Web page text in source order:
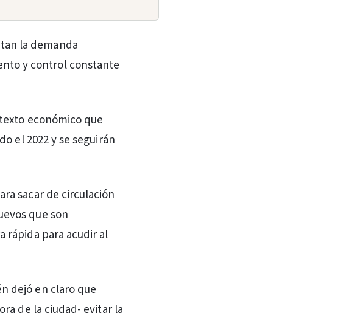
la demanda
y control constante
económico que
el 2022 y se seguirán
sacar de circulación
que son
rápida para acudir al
dejó en claro que
de la ciudad- evitar la